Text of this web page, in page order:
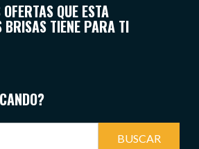
QUE ESTA
BRISAS TIENE PARA TI